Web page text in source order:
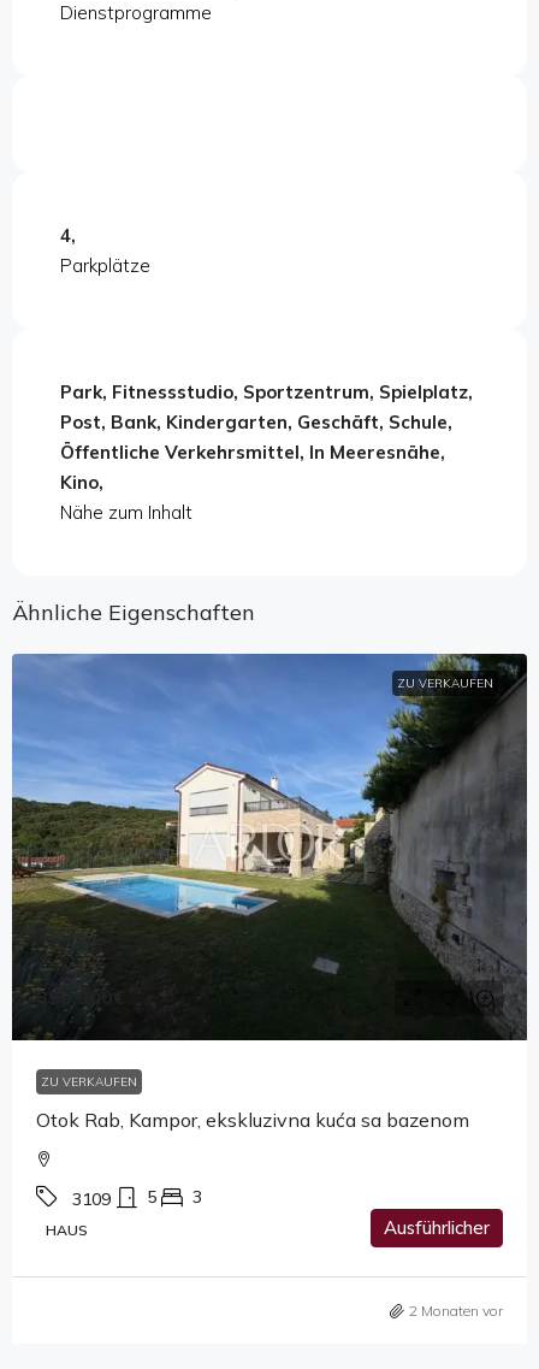
Dienstprogramme
4,
Parkplätze
Park, Fitnessstudio, Sportzentrum, Spielplatz,
Post, Bank, Kindergarten, Geschäft, Schule,
Öffentliche Verkehrsmittel, In Meeresnähe,
Kino,
Nähe zum Inhalt
Ähnliche Eigenschaften
ZU VERKAUFEN
899,900€
ZU VERKAUFEN
Otok Rab, Kampor, ekskluzivna kuća sa bazenom
3109 5 3
HAUS Ausführlicher
2 Monaten vor